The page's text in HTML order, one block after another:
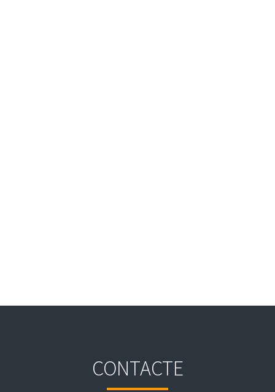
CONTACTE